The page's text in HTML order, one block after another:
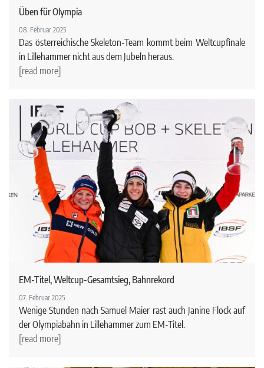
Üben für Olympia
08. Februar 2025
Das österreichische Skeleton-Team kommt beim Weltcupfinale
in Lillehammer nicht aus dem Jubeln heraus.
[read more]
EM-Titel, Weltcup-Gesamtsieg, Bahnrekord
07. Februar 2025
Wenige Stunden nach Samuel Maier rast auch Janine Flock auf
der Olympiabahn in Lillehammer zum EM-Titel.
[read more]